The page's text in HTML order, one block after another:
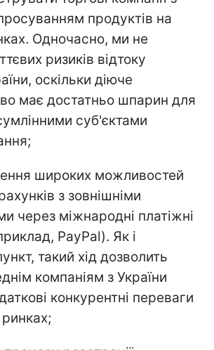
продуктів на
Одночасно, ми не
ризиків відтоку
оскільки діюче
має достатньо шпарин для
суб'єктами
широких можливостей
з зовнішніми
через міжнародні платіжні
PayPal). Як і
такий хід дозволить
компаніям з України
конкурентні переваги
ринках;